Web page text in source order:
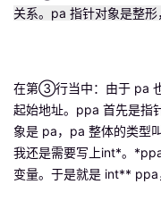
博
的
坛
我
圈
子
的
直
我
的
我
关系。pa 指针对象是整形
在第③行当中：由于 pa
起始地址。ppa 首先是指
象是 pa，pa 整体的类型
我还是需要写上int*。
变量。于是就是 int** ppa